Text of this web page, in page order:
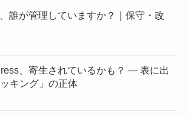
誰が管理していますか？｜保守・改
、寄生されているかも？ ― 表に出
キング」の正体